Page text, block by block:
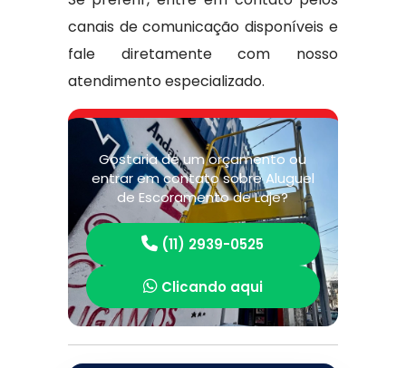
canais de comunicação disponíveis e
fale diretamente com nosso
atendimento especializado.
Gostaria de um orçamento ou
entrar em contato sobre Aluguel
de Escoramento de Laje?
(11) 2939-0525
Clicando aqui